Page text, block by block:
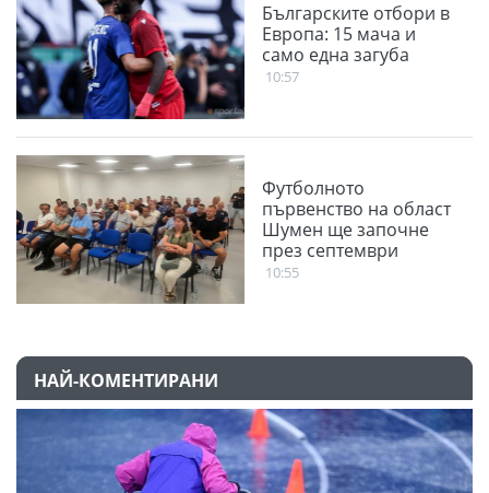
Българските отбори в
Европа: 15 мача и
само една загуба
10:57
Футболното
първенство на област
Шумен ще започне
през септември
10:55
НАЙ-КОМЕНТИРАНИ